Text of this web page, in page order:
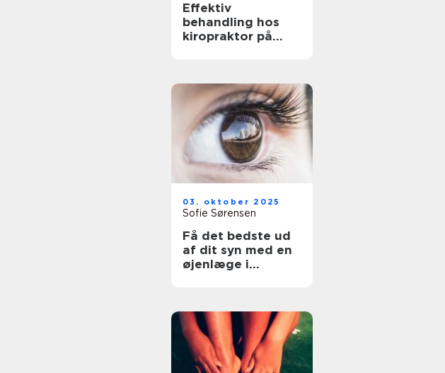
Effektiv
behandling hos
kiropraktor på
03. oktober 2025
Sofie Sørensen
Få det bedste ud
af dit syn med en
øjenlæge i